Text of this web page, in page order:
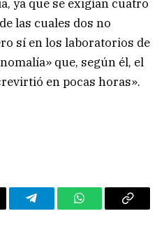
ya que se exigían cuatro
las cuales dos no
sí en los laboratorios de
que, según él, el
en pocas horas».
TelegramWhatsAppCopy